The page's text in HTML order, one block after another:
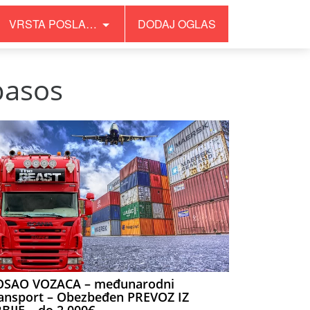
VRSTA POSLA… DODAJ OGLAS
VOZACA – međunarodni
– Obezbeđen PREVOZ IZ